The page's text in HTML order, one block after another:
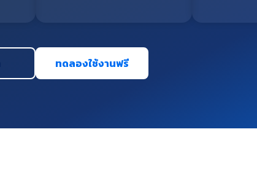
ทดลองใช้งานฟรี